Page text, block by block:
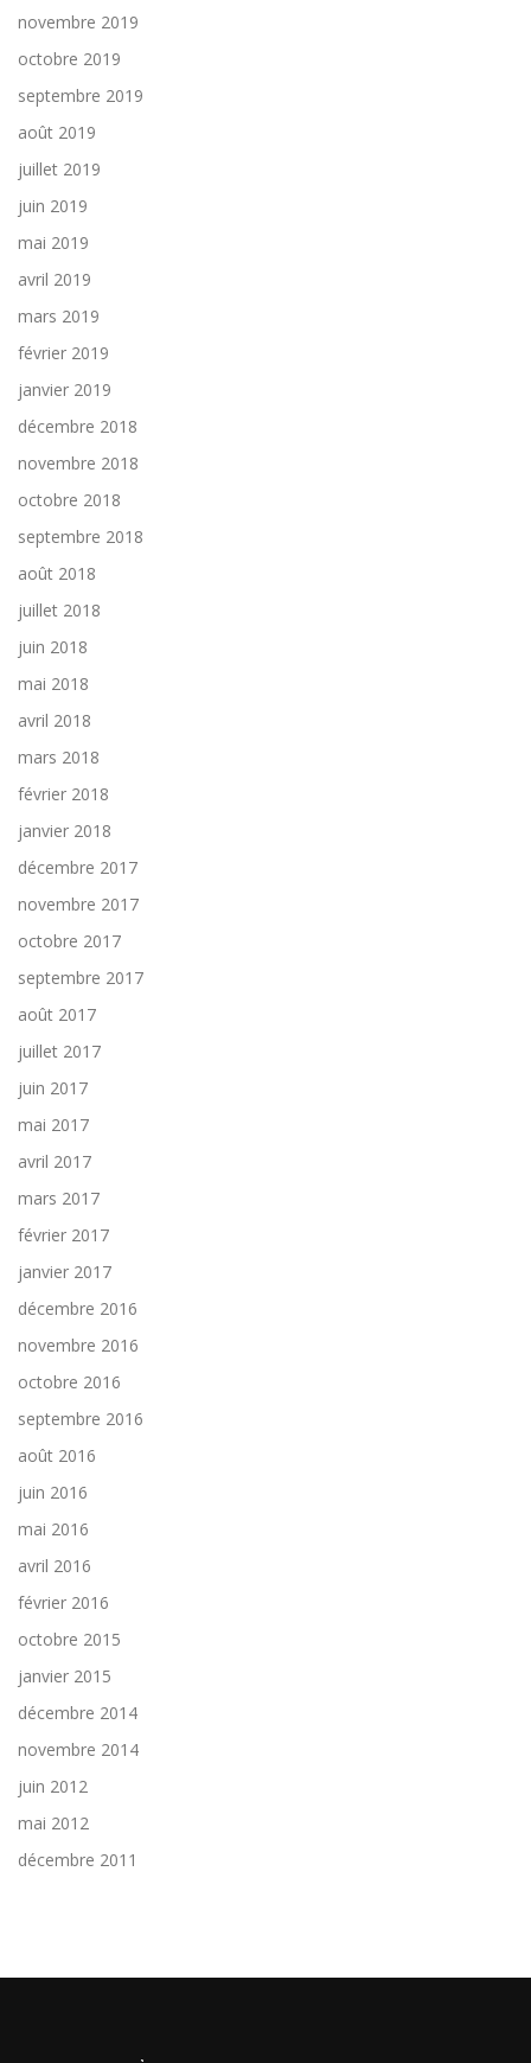
novembre 2019
octobre 2019
septembre 2019
août 2019
juillet 2019
juin 2019
mai 2019
avril 2019
mars 2019
février 2019
janvier 2019
décembre 2018
novembre 2018
octobre 2018
septembre 2018
août 2018
juillet 2018
juin 2018
mai 2018
avril 2018
mars 2018
février 2018
janvier 2018
décembre 2017
novembre 2017
octobre 2017
septembre 2017
août 2017
juillet 2017
juin 2017
mai 2017
avril 2017
mars 2017
février 2017
janvier 2017
décembre 2016
novembre 2016
octobre 2016
septembre 2016
août 2016
juin 2016
mai 2016
avril 2016
février 2016
octobre 2015
janvier 2015
décembre 2014
novembre 2014
juin 2012
mai 2012
décembre 2011